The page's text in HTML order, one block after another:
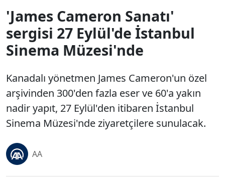
'James Cameron Sanatı'
sergisi 27 Eylül'de İstanbul
Sinema Müzesi'nde
Kanadalı yönetmen James Cameron'un özel
arşivinden 300'den fazla eser ve 60'a yakın
nadir yapıt, 27 Eylül'den itibaren İstanbul
Sinema Müzesi'nde ziyaretçilere sunulacak.
AA